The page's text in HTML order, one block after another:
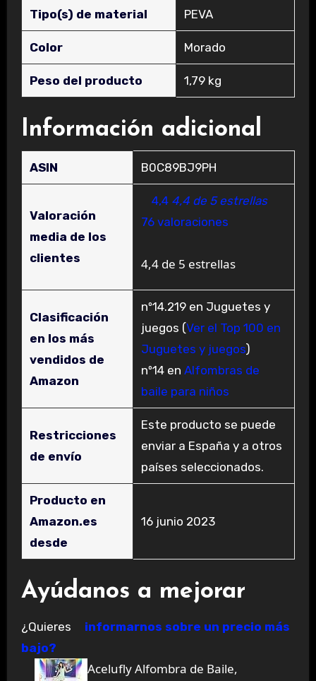
Tipo(s) de material ‎PEVA
Color ‎Morado
Peso del producto ‎1,79 kg
Información adicional
ASIN B0C89BJ9PH
Valoración
media de los
clientes
4,4 4,4 de 5 estrellas
76 valoraciones
4,4 de 5 estrellas
Clasificación
en los más
vendidos de
Amazon
nº14.219 en Juguetes y
juegos (Ver el Top 100 en
Juguetes y juegos)
nº14 en Alfombras de
baile para niños
Restricciones
de envío
Este producto se puede
enviar a España y a otros
países seleccionados.
Producto en
Amazon.es
desde
16 junio 2023
Ayúdanos a mejorar
¿Quieres
informarnos sobre un precio más
bajo?
Acelufly Alfombra de Baile,